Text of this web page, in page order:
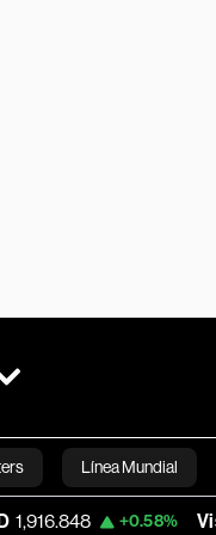
Línea Mundial
Bloomberg
+0.58% Visa 365.65